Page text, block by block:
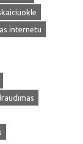
internetu